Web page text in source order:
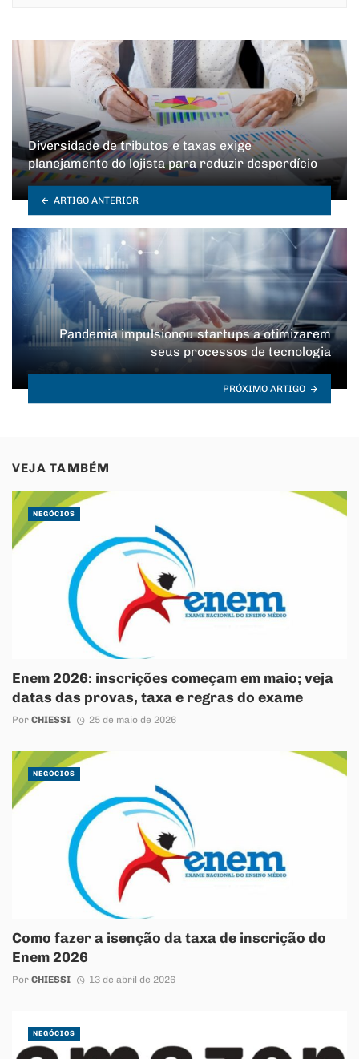
Diversidade de tributos e taxas exige
planejamento do lojista para reduzir desperdício
ARTIGO ANTERIOR
Pandemia impulsionou startups a otimizarem
seus processos de tecnologia
PRÓXIMO ARTIGO
VEJA TAMBÉM
Enem 2026: inscrições começam em maio; veja
datas das provas, taxa e regras do exame
Por CHIESSI 25 de maio de 2026
NEGÓCIOS
Como fazer a isenção da taxa de inscrição do
Enem 2026
Por CHIESSI 13 de abril de 2026
NEGÓCIOS
NEGÓCIOS